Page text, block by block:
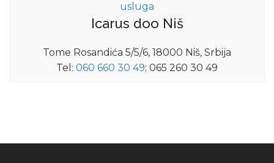
usluga
Icarus doo Niš
Tome Rosandića 5/5/6, 18000 Niš, Srbija
Tel: 060 660 30 49; 065 260 30 49